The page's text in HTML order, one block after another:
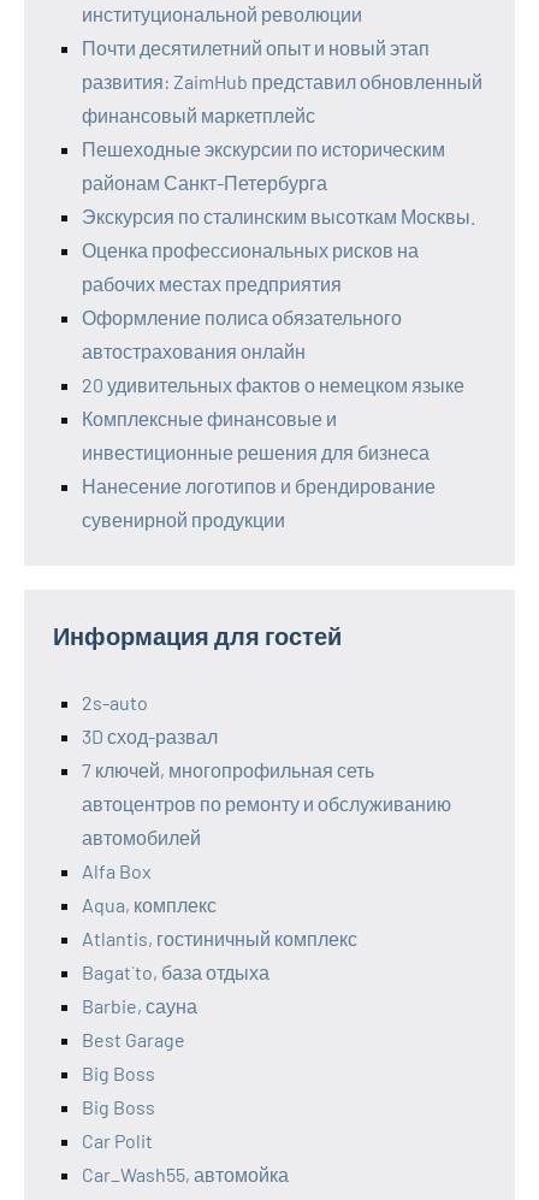
институциональной революции
Почти десятилетний опыт и новый этап
развития: ZaimHub представил обновленный
финансовый маркетплейс
Пешеходные экскурсии по историческим
районам Санкт-Петербурга
Экскурсия по сталинским высоткам Москвы.
Оценка профессиональных рисков на
рабочих местах предприятия
Оформление полиса обязательного
автострахования онлайн
20 удивительных фактов о немецком языке
Комплексные финансовые и
инвестиционные решения для бизнеса
Нанесение логотипов и брендирование
сувенирной продукции
Информация для гостей
2s-auto
3D сход-развал
7 ключей, многопрофильная сеть
автоцентров по ремонту и обслуживанию
автомобилей
Alfa Box
Aqua, комплекс
Atlantis, гостиничный комплекс
Bagat`to, база отдыха
Barbie, сауна
Best Garage
Big Boss
Big Boss
Car Polit
Car_Wash55, автомойка